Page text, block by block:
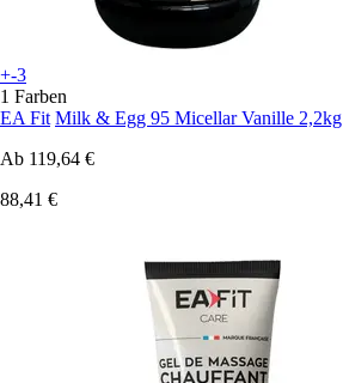
+-3
1 Farben
EA Fit Milk & Egg 95 Micellar Vanille 2,2kg
Ab 119,64 €
88,41 €